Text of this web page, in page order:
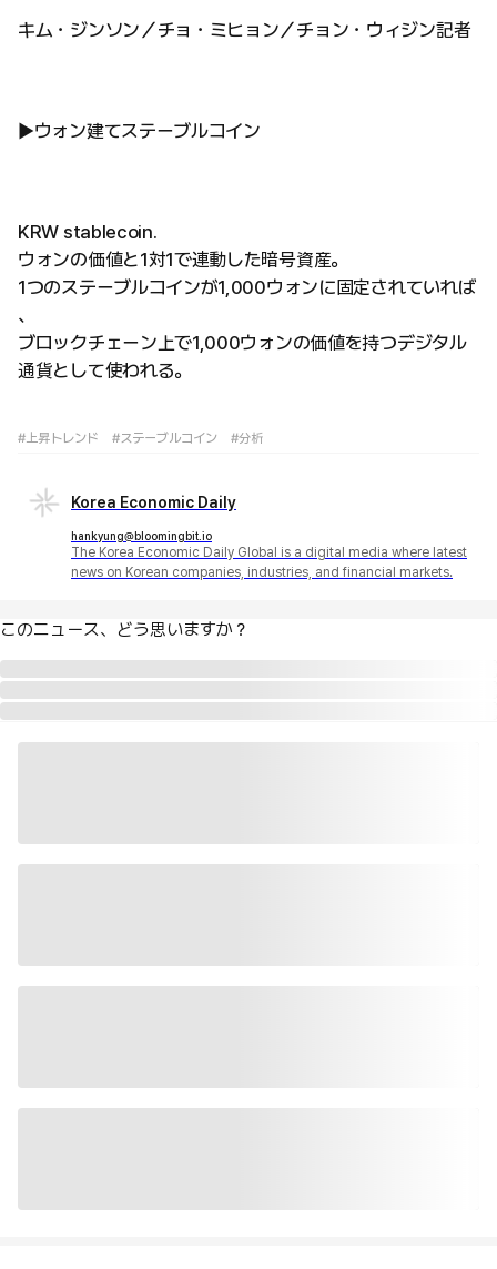
キム・ジンソン／チョ・ミヒョン／チョン・ウィジン記者
▶ウォン建てステーブルコイン
KRW stablecoin.
ウォンの価値と1対1で連動した暗号資産。
1つのステーブルコインが1,000ウォンに固定されていれば
、
ブロックチェーン上で1,000ウォンの価値を持つデジタル
通貨として使われる。
#上昇トレンド #ステーブルコイン #分析
Korea Economic Daily
hankyung@bloomingbit.io
The Korea Economic Daily Global is a digital media where latest
news on Korean companies, industries, and financial markets.
このニュース、どう思いますか？